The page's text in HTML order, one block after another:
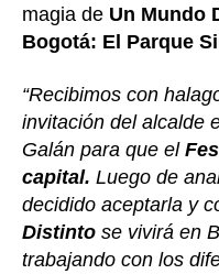
magia de Un Mundo
Bogotá: El Parque
“Recibimos con
invitación del alcalde
Galán para que el
capital. Luego de
decidido aceptarla y
Distinto se vivirá en
trabajando con los